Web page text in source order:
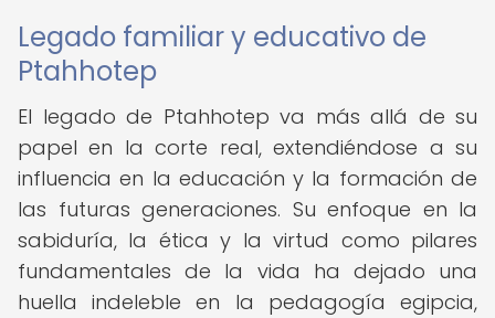
Legado familiar y educativo de
Ptahhotep
El legado de Ptahhotep va más allá de su
papel en la corte real, extendiéndose a su
influencia en la educación y la formación de
las futuras generaciones. Su enfoque en la
sabiduría, la ética y la virtud como pilares
fundamentales de la vida ha dejado una
huella indeleble en la pedagogía egipcia,